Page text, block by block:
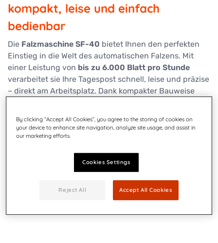
kompakt, leise und einfach
bedienbar
Die Falzmaschine SF-40 bietet Ihnen den perfekten
Einstieg in die Welt des automatischen Falzens. Mit
einer Leistung von bis zu 6.000 Blatt pro Stunde
verarbeitet sie Ihre Tagespost schnell, leise und präzise
– direkt am Arbeitsplatz. Dank kompakter Bauweise
Produkt-Highlights
By clicking “Accept All Cookies”, you agree to the storing of cookies on
your device to enhance site navigation, analyze site usage, and assist in
our marketing efforts.
Cookies Settings
Reject All Accept All Cookies